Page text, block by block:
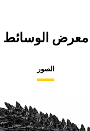
معرض الوسائط
الصور